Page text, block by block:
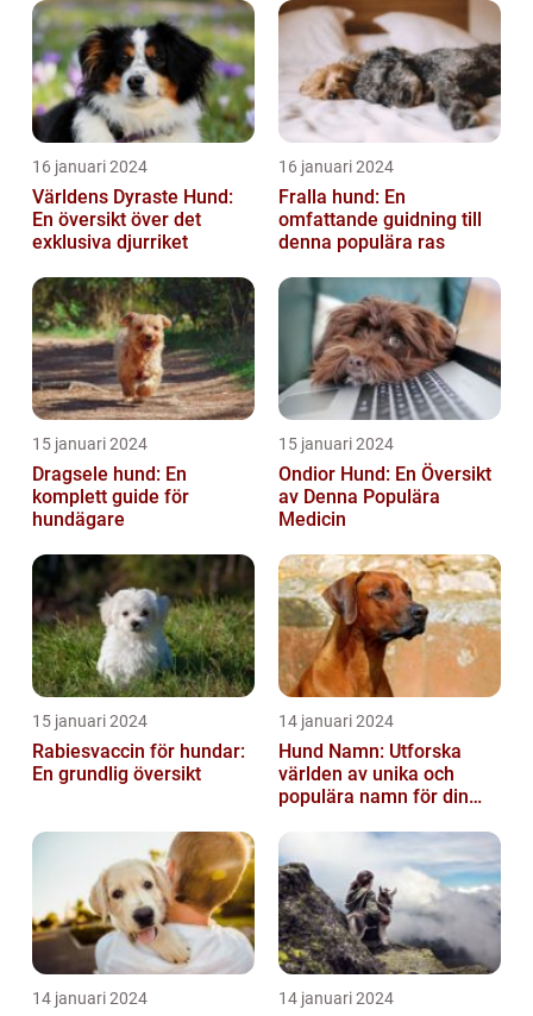
16 januari 2024
Världens Dyraste Hund:
En översikt över det
exklusiva djurriket
16 januari 2024
Fralla hund: En
omfattande guidning till
denna populära ras
15 januari 2024
Dragsele hund: En
komplett guide för
hundägare
15 januari 2024
Ondior Hund: En Översikt
av Denna Populära
Medicin
15 januari 2024
Rabiesvaccin för hundar:
En grundlig översikt
14 januari 2024
Hund Namn: Utforska
världen av unika och
populära namn för din
14 januari 2024 14 januari 2024